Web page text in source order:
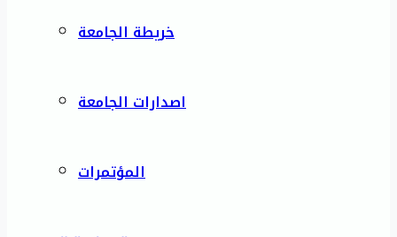
خريطة الجامعة
اصدارات الجامعة
المؤتمرات